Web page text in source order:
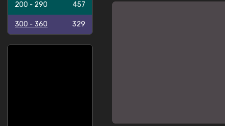
200 - 290 457
300 - 360 329